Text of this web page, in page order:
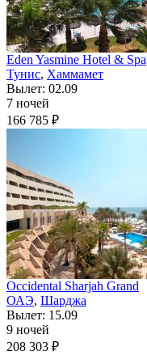
Eden Yasmine Hotel & Spa
Тунис, Хаммамет
Вылет: 02.09
7 ночей
166 785 ₽
Occidental Sharjah Grand
ОАЭ, Шарджа
Вылет: 15.09
9 ночей
208 303 ₽